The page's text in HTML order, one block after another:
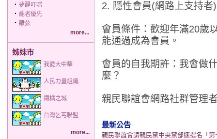
‧ 夢醒叮噹
‧ 能者優先
‧ 離弦
more...
姊妹市
我愛大中華
人民力量組織
鐵橘之城
台灣乞丐聯盟
more...
2. 隱性會員(網路上支持者
會員條件：歡迎年滿20歲
能通過成為會員。
會員的自我期許：我會做
麼？
親民聯誼會網路社群管理
最新公告
親民聯誼會請親民黨中央黨部速提名「第